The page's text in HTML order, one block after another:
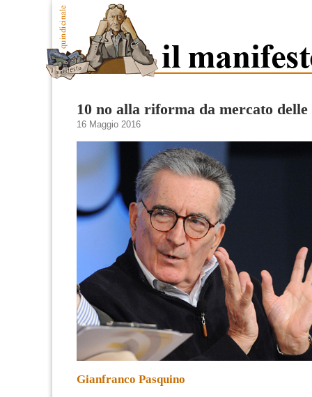
10 no alla riforma da mercato
16 Maggio 2016
Gianfranco Pasquino